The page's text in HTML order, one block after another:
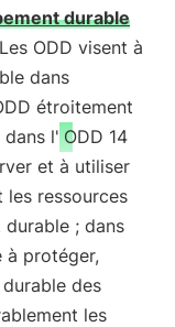
durable
ODD visent à
dans
étroitement
l' ODD 14
et à utiliser
les ressources
; dans
à protéger,
des
les